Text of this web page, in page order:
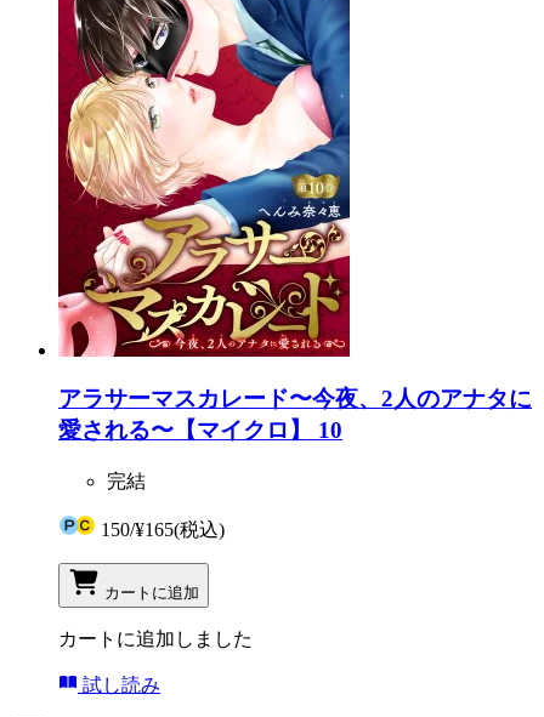
アラサーマスカレード〜今夜、2人のアナタに
愛される〜【マイクロ】 10
完結
150/¥165(税込)
カートに追加
カートに追加しました
試し読み